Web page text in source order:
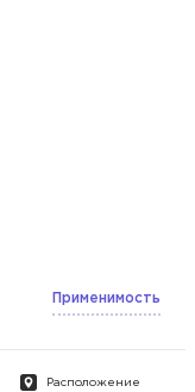
Применимость
Расположение